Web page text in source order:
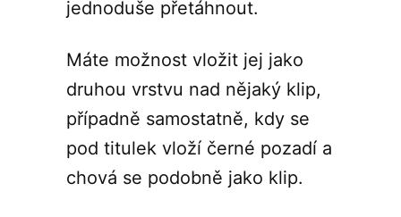
jednoduše přetáhnout.
Máte možnost vložit jej jako
druhou vrstvu nad nějaký klip,
případně samostatně, kdy se
pod titulek vloží černé pozadí a
chová se podobně jako klip.